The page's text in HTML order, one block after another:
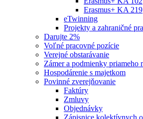
Erasmus+ KA 219
eTwinning
Projekty a zahraničné
Darujte 2%
Voľné pracovné pozície
Verejné obstarávanie
Zámer a podmienky priameho
Hospodárenie s majetkom
Povinné zverejňovanie
Faktúry
Zmluvy
Objednávky
Zápisnice kolektívnych